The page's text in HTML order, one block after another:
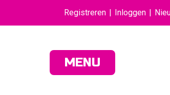
Registreren Inloggen
MENU